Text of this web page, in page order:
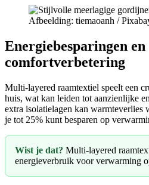
Afbeelding: tiemaoanh /
Energiebesparingen en
comfortverbetering
Multi-layered raamtextiel speelt een
huis, wat kan leiden tot aanzienlijke
extra isolatielagen kan warmteverlies
je tot 25% kunt besparen op
Wist je dat? Multi-layered
energieverbruik voor verwarming